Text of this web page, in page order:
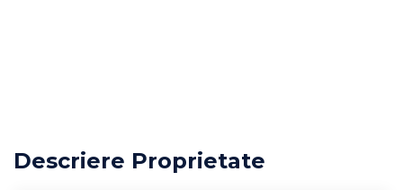
Descriere Proprietate